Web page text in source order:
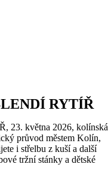
RYTÍŘ
23. května 2026, kolínská
průvod městem Kolín,
i střelbu z kuší a další
tržní stánky a dětské